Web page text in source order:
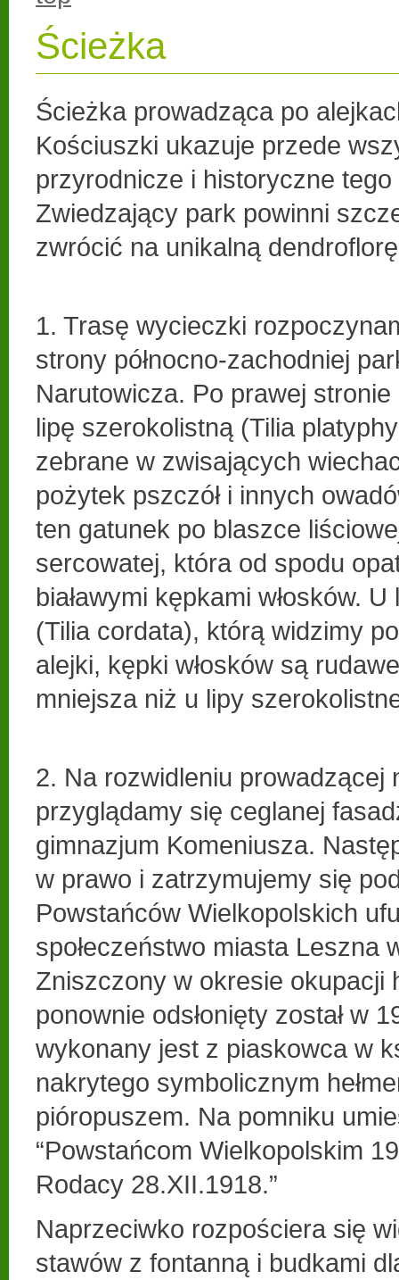
Ścieżka
Ścieżka prowadząca po
Kościuszki ukazuje przede
przyrodnicze i historyczne
Zwiedzający park powinni
zwrócić na unikalną
1. Trasę wycieczki
strony północno-zachodniej
Narutowicza. Po prawej
lipę szerokolistną (Tilia
zebrane w zwisających
pożytek pszczół i innych
ten gatunek po blaszce
sercowatej, która od spodu
białawymi kępkami włosków.
(Tilia cordata), którą widzimy
alejki, kępki włosków są
mniejsza niż u lipy
2. Na rozwidleniu prowadzącej
przyglądamy się ceglanej
gimnazjum Komeniusza.
w prawo i zatrzymujemy się
Powstańców Wielkopolskich
społeczeństwo miasta Leszna
Zniszczony w okresie okupacji
ponownie odsłonięty został w
wykonany jest z piaskowca w
nakrytego symbolicznym
pióropuszem. Na pomniku
“Powstańcom Wielkopolskim
Rodacy 28.XII.1918.”
Naprzeciwko rozpościera się
stawów z fontanną i budkami